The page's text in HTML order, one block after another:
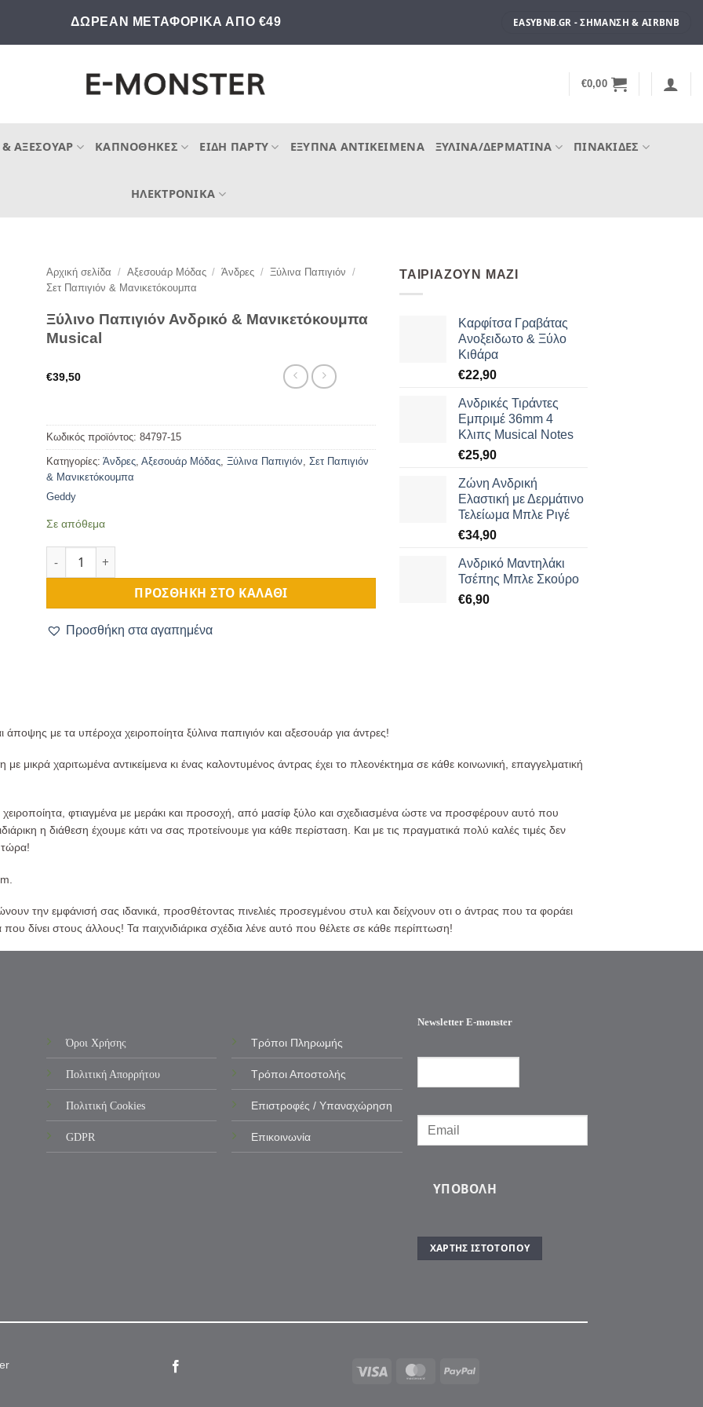
ΔΩΡΕΑΝ ΜΕΤΑΦΟΡΙΚΑ ΑΠΟ €49 EASYBNB.GR - ΣΉΜΑΝΣΗ & AIRBNB
€0,00
ΑΞΕΣΟΥΆΡ ΚΑΠΝΟΘΉΚΕΣ ΕΊΔΗ ΠΆΡΤΥ ΈΞΥΠΝΑ ΑΝΤΙΚΕΊΜΕΝΑ ΞΎΛΙΝΑ/ΔΕΡΜΆΤΙΝΑ ΠΙΝΑΚΊΔΕΣ
ΗΛΕΚΤΡΟΝΙΚΆ
Αρχική σελίδα / Αξεσουάρ Μόδας / Άνδρες / Ξύλινα Παπιγιόν /
Σετ Παπιγιόν & Μανικετόκουμπα
Ξύλινο Παπιγιόν Ανδρικό & Μανικετόκουμπα
Musical
€39,50
Κωδικός προϊόντος: 84797-15
Κατηγορίες: Άνδρες, Αξεσουάρ Μόδας, Ξύλινα Παπιγιόν, Σετ Παπιγιόν
& Μανικετόκουμπα
Geddy
Σε απόθεμα
ΠΡΟΣΘΉΚΗ ΣΤΟ ΚΑΛΆΘΙ
Προσθήκη στα αγαπημένα
ΤΑΙΡΙΆΖΟΥΝ ΜΑΖΊ
Καρφίτσα Γραβάτας
Ανοξειδωτο & Ξύλο
Κιθάρα
€22,90
Ανδρικές Τιράντες
Εμπριμέ 36mm 4
Κλιπς Musical Notes
€25,90
Ζώνη Ανδρική
Ελαστική με Δερμάτινο
Τελείωμα Μπλε Ριγέ
€34,90
Ανδρικό Μαντηλάκι
Τσέπης Μπλε Σκούρο
€6,90
με τα υπέροχα χειροποίητα ξύλινα παπιγιόν και αξεσουάρ για άντρες!
με μικρά χαριτωμένα αντικείμενα κι ένας καλοντυμένος άντρας έχει το πλεονέκτημα σε κάθε κοινωνική, επαγγελματική
χειροποίητα, φτιαγμένα με μεράκι και προσοχή, από μασίφ ξύλο και σχεδιασμένα ώστε να προσφέρουν αυτό που
η διάθεση έχουμε κάτι να σας προτείνουμε για κάθε περίσταση. Και με τις πραγματικά πολύ καλές τιμές δεν
τώρα!
την εμφάνισή σας ιδανικά, προσθέτοντας πινελιές προσεγμένου στυλ και δείχνουν οτι ο άντρας που τα φοράει
που δίνει στους άλλους! Τα παιχνιδιάρικα σχέδια λένε αυτό που θέλετε σε κάθε περίπτωση!
Όροι Χρήσης
Πολιτική Απορρήτου
Πολιτική Cookies
GDPR
Τρόποι Πληρωμής
Τρόποι Αποστολής
Επιστροφές / Υπαναχώρηση
Επικοινωνία
Newsletter E-monster
ΥΠΟΒΟΛΉ
ΧΆΡΤΗΣ ΙΣΤΌΤΟΠΟΥ
Visa MasterCardPayPal